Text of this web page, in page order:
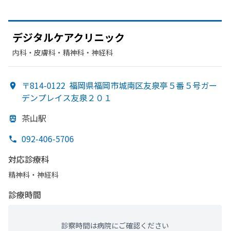
デジタルケアクリニック
内科・​皮膚科・​精神科・神経科
〒814-0122 福岡県福岡市城南区友泉亭５番５号ガー
デンプレイス友泉２０１
茶山駅
092-406-5706
対応診療科
精神科・神経科
診療時間
診察時間は病院にご確認ください